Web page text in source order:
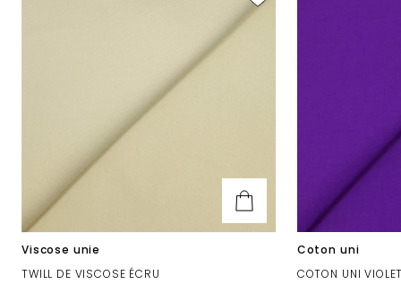
Viscose unie
TWILL DE VISCOSE ÉCRU
Coton uni
COTON UNI